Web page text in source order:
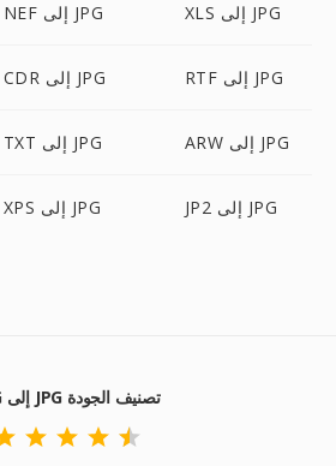
NEF إلى JPG XLS إلى JPG
CDR إلى JPG RTF إلى JPG
TXT إلى JPG ARW إلى JPG
XPS إلى JPG JP2 إلى JPG
JBG إلى JPG تصنيف الجودة